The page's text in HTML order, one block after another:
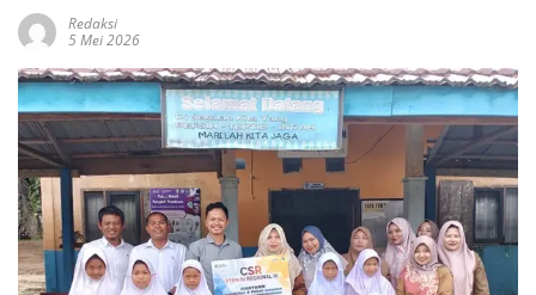
Redaksi
5 Mei 2026